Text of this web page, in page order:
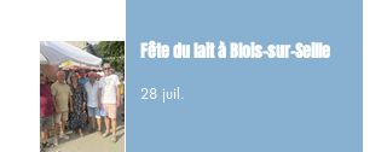
Fête du lait à Blois-sur-Seille
28 juil.